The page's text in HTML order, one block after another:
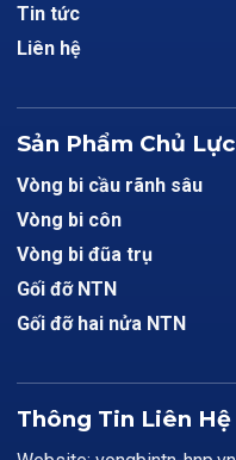
Tin tức
Liên hệ
Sản Phẩm Chủ Lực
Vòng bi cầu rãnh sâu
Vòng bi côn
Vòng bi đũa trụ
Gối đỡ NTN
Gối đỡ hai nửa NTN
Thông Tin Liên Hệ